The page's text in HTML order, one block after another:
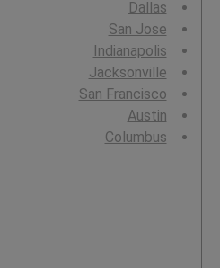
Dallas
San Jose
Indianapolis
Jacksonville
San Francisco
Austin
Columbus